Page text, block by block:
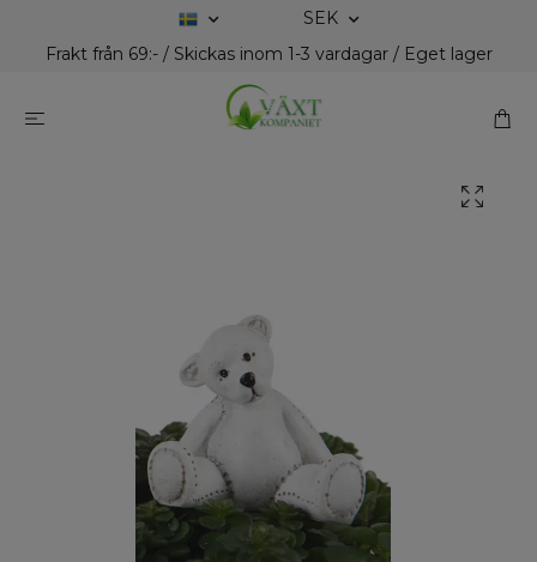
SEK
Frakt från 69:- / Skickas inom 1-3 vardagar / Eget lager